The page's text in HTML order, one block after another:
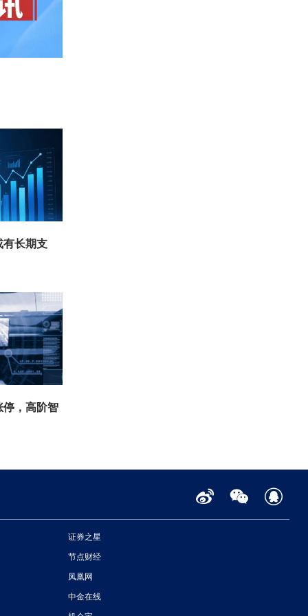
长期支
，高阶智
证券之星
节点财经
凤凰网
中金在线